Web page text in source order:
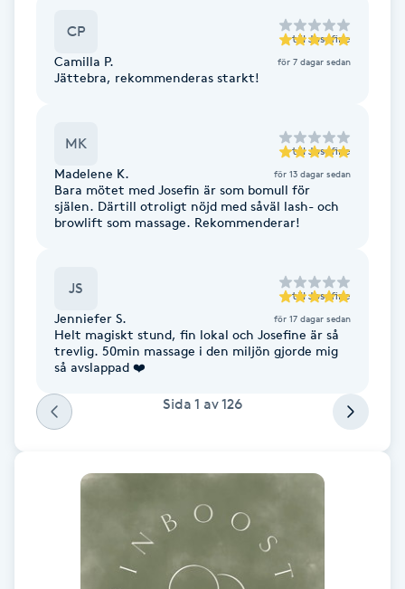
Fotvård
Fransborttagning
Fransfärgning
Fransförlängning Megavolym
Fransförlängning Volym
Fransk manikyr
Fransrengöring
CP till Josefine
Camilla P. för 7 dagar sedan
Jättebra, rekommenderas starkt!
MK till Josefine
Madelene K. för 13 dagar sedan
Bara mötet med Josefin är som bomull för
själen. Därtill otroligt nöjd med såväl lash- och
browlift som massage. Rekommenderar!
JS till Josefine
Jenniefer S. för 17 dagar sedan
Helt magiskt stund, fin lokal och Josefine är så
trevlig. 50min massage i den miljön gjorde mig
så avslappad ❤️
Sida 1 av126